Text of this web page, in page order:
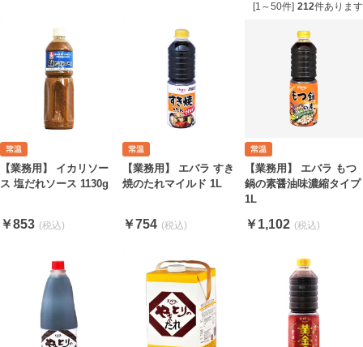
[1～50件] 212件あります
【業務用】 イカリソー
ス 塩だれソース 1130g
￥853
【業務用】 エバラ すき
焼のたれマイルド 1L
￥754
【業務用】 エバラ もつ
鍋の素醤油味濃縮タイプ
1L
￥1,102